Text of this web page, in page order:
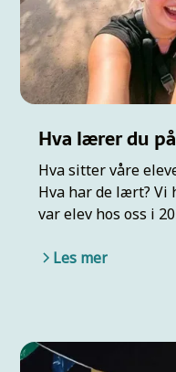
Hva lærer du
Hva sitter våre
Hva har de lært? Vi
var elev hos oss i
Les mer